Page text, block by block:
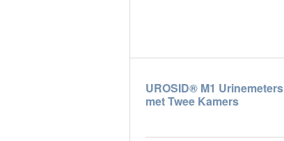
UROSID® M1 Urinemeters
met Twee Kamers